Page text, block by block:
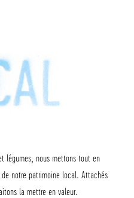
légumes, nous mettons tout en
notre patrimoine local. Attachés
la mettre en valeur.